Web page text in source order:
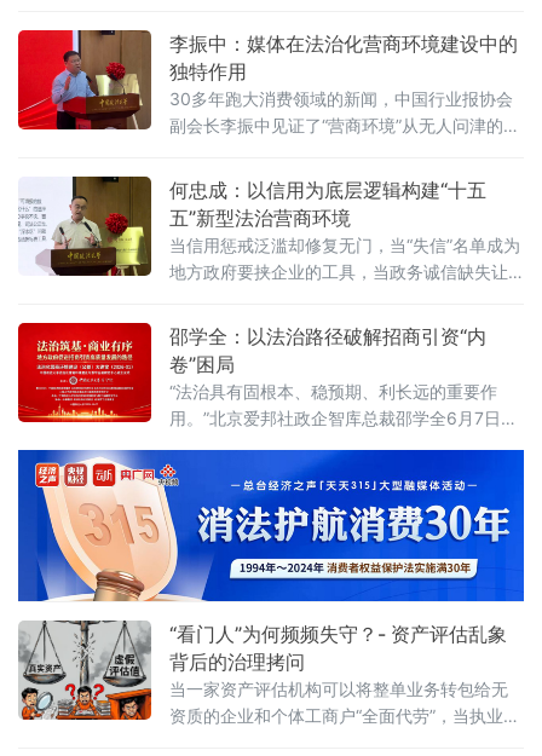
例》施行近两年来，为何部分地区仍屡屡出
现“超国民待遇”补贴、隐性地方保护、跨区域恶
性竞争？北京物资学院法学院院长吴长军6月7
日在中国政法大学法治化营商环境建设与数字
金融研究中心揭牌仪式既同期举办的“法治筑
李振中：媒体在法治化营商环境建设中的
独特作用
30多年跑大消费领域的新闻，中国行业报协会
副会长李振中见证了“营商环境”从无人问津的模
国政法大学法治化营商环境建设与数字金融研
究中心揭牌仪式既同期举办的“法治筑基、商业
有序——地方政府促进招商引资和高质量发展
路径”法治化营商环境建设（公益）大讲堂2026
首期活动上，李振中以媒体人视角直言：法治
何忠成：以信用为底层逻辑构建“十五
五”新型法治营商环境
当信用惩戒泛滥却修复无门，当“失信”名单成为
地方政府要挟企业的工具，当政务诚信缺失让
环境，还是在异化为另一种权力寻租？上海大
学法学院企业法治与创新发展研究中心主任何
忠成6月7日在中国政法大学法治化营商环境建
设与数字金融研究中心揭牌仪式既同期举办
的“法治筑基、商业有序——地方政府促进招商
引资和高质量发展路径”法治化营商环境建设
（公益）大
邵学全：以法治路径破解招商引资“内
卷”困局
“法治具有固根本、稳预期、利长远的重要作
用。”北京爱邦社政企智库总裁邵学全6月7日在
研究中心揭牌仪式既同期举办的“法治筑基、商
业有序——地方政府促进招商引资和高质量发
展路径”法治化营商环境建设（公益）大讲堂
2026首期活动上发表书面发言，为地方政府招
商引资高质量发展提出五条法治路径。他指
出，推动高质量发展离不开法治的支撑和保
障，地方政
“看门人”为何频频失守？- 资产评估乱象
背后的治理拷问
当一家资产评估机构可以将整单业务转包给无
资质的企业和个体工商户“全面代劳”，当执业人